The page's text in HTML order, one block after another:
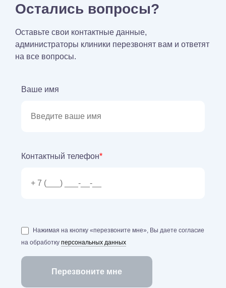
Остались вопросы?
Оставьте свои контактные данные,
администраторы клиники перезвонят вам и ответят
на все вопросы.
Ваше имя
Контактный телефон*
Нажимая на кнопку «перезвоните мне», Вы даете согласие
на обработку персональных данных